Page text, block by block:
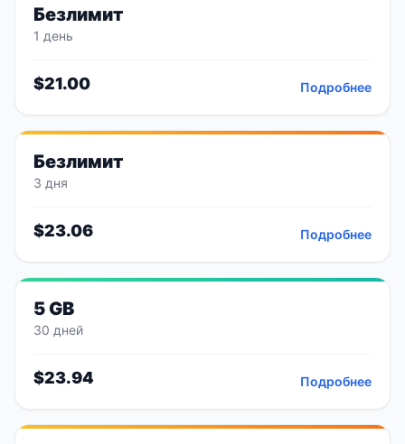
Безлимит
1 день
$21.00 Подробнее
Безлимит
3 дня
$23.06 Подробнее
5 GB
30 дней
$23.94 Подробнее